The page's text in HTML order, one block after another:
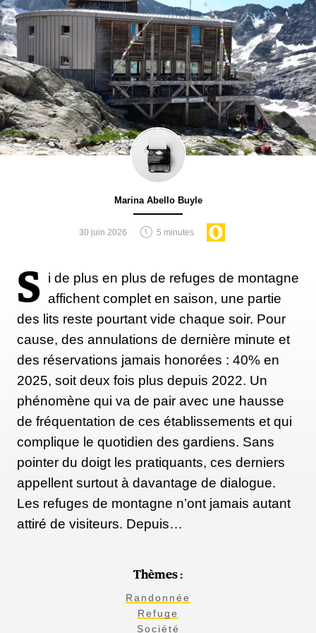
Marina Abello Buyle
30 juin 2026 5 minutes
S i de plus en plus de refuges de montagne
affichent complet en saison, une partie
des lits reste pourtant vide chaque soir. Pour
cause, des annulations de dernière minute et
des réservations jamais honorées : 40% en
2025, soit deux fois plus depuis 2022. Un
phénomène qui va de pair avec une hausse
de fréquentation de ces établissements et qui
complique le quotidien des gardiens. Sans
pointer du doigt les pratiquants, ces derniers
appellent surtout à davantage de dialogue.
Les refuges de montagne n’ont jamais autant
attiré de visiteurs. Depuis…
Thèmes :
Randonnée
Refuge
Société